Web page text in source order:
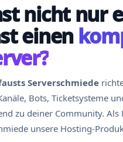
nicht nur
einen
Serverschmiede
Bots, Ticketsysteme
zu deiner Community.
unsere Hosting-